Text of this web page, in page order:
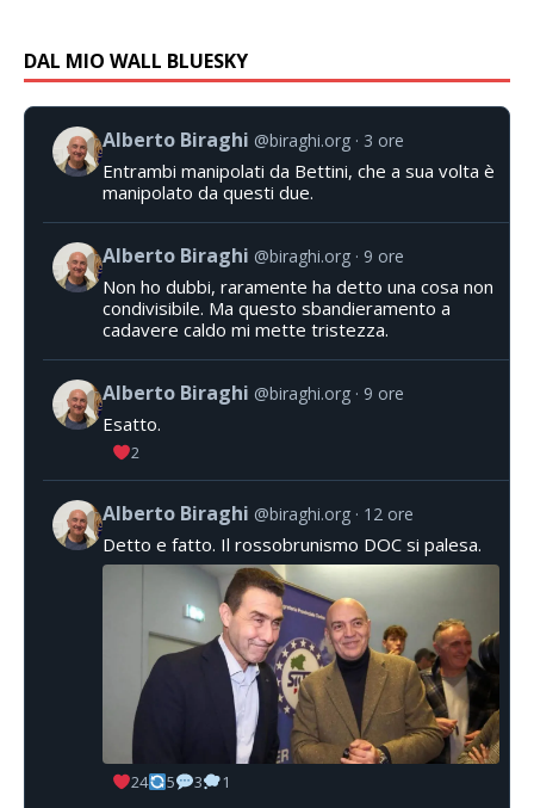
DAL MIO WALL BLUESKY
Alberto Biraghi @biraghi.org 3 ore
Entrambi manipolati da Bettini, che a sua volta è
manipolato da questi due.
Alberto Biraghi @biraghi.org 9 ore
Non ho dubbi, raramente ha detto una cosa non
condivisibile. Ma questo sbandieramento a
cadavere caldo mi mette tristezza.
Alberto Biraghi @biraghi.org 9 ore
Esatto.
2
Alberto Biraghi @biraghi.org 12 ore
Detto e fatto. Il rossobrunismo DOC si palesa.
24 5 3 1